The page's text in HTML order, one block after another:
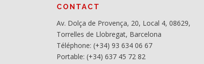
CONTACT
Av. Dolça de Provença, 20, Local 4, 08629,
Torrelles de Llobregat, Barcelona
Téléphone: (+34) 93 634 06 67
Portable: (+34) 637 45 72 82